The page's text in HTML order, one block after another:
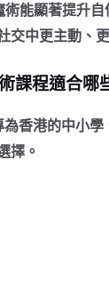
能顯著提升
交中更主動、
程適合哪
香港的中小
擇。